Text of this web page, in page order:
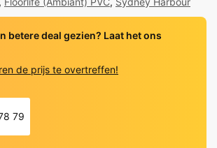
betere deal gezien? Laat het ons
de prijs te overtreffen!
79